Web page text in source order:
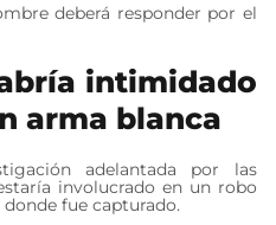
deberá responder por el
intimidado
arma blanca
adelantada por las
involucrado en un robo
fue capturado.